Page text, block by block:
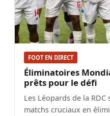
FOOT EN DIRECT
Éliminatoires
prêts pour le défi
Les Léopards de la
matchs cruciaux en